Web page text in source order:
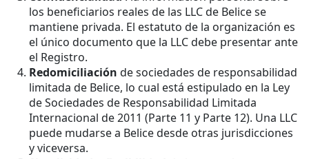
los beneficiarios reales de las LLC de Belice se
mantiene privada. El estatuto de la organización es
el único documento que la LLC debe presentar ante
el Registro.
Redomiciliación de sociedades de responsabilidad
limitada de Belice, lo cual está estipulado en la Ley
de Sociedades de Responsabilidad Limitada
Internacional de 2011 (Parte 11 y Parte 12). Una LLC
puede mudarse a Belice desde otras jurisdicciones
y viceversa.